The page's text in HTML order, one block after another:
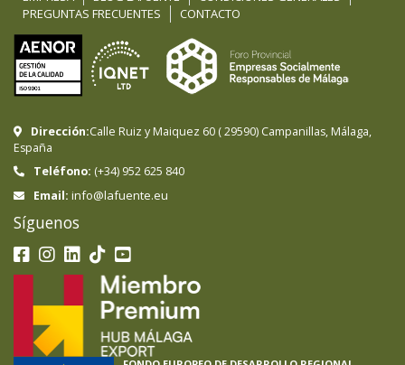
PREGUNTAS FRECUENTES
CONTACTO
Dirección:Calle Ruiz y Maiquez 60 (29590) Campanillas, Málaga,
España
Teléfono: (+34) 952 625 840
Email: info@lafuente.eu
Síguenos